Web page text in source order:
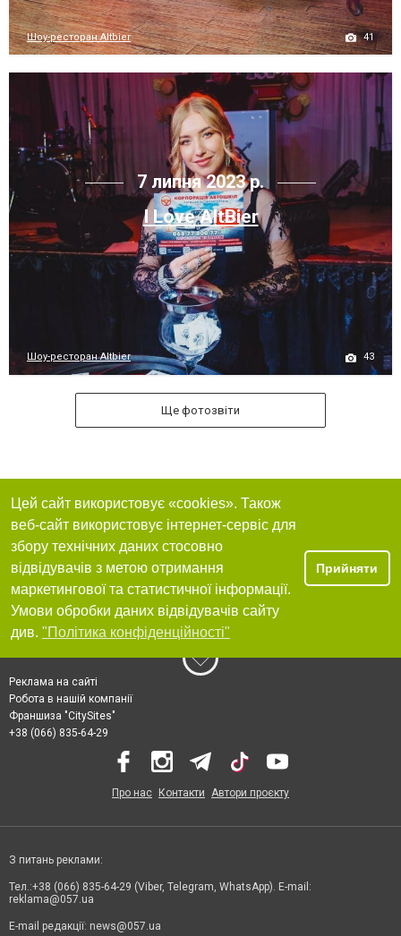
Шоу-ресторан Altbier 41
7 липня 2023 р.
I Love AltBier
Шоу-ресторан Altbier 43
Ще фотозвіти
Цей сайт використовує «cookies». Також
веб-сайт використовує інтернет-сервіс для
збору технічних даних стосовно
відвідувачів з метою отримання
маркетингової та статистичної інформації.
Умови обробки даних відвідувачів сайту
див. "Політика конфіденційності"
Прийняти
Реклама на сайті
Робота в нашій компанії
Франшиза "CitySites"
+38 (066) 835-64-29
Про нас Контакти Автори проєкту
З питань реклами:
Тел.:+38 (066) 835-64-29 (Viber, Telegram, WhatsApp). E-mail:
reklama@057.ua
E-mail редакції: news@057.ua